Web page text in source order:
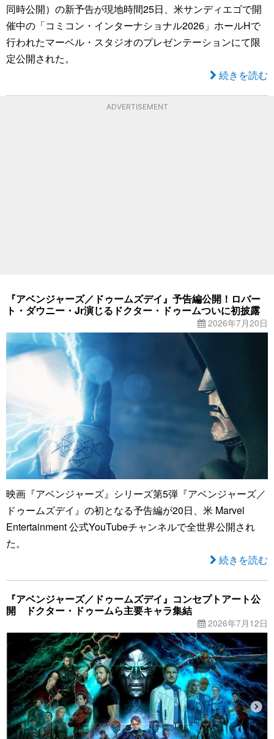
同時公開）の新予告が現地時間25日、米サンディエゴで開
催中の「コミコン・インターナショナル2026」ホールHで
行われたマーベル・スタジオのプレゼンテーションにて限
定公開された。
続きを読む
ADVERTISEMENT
『アベンジャーズ／ドゥームズデイ』予告編公開！ロバー
ト・ダウニー・Jr演じるドクター・ドゥームついに初披露
2026年7月20日
映画『アベンジャーズ』シリーズ第5弾『アベンジャーズ／
ドゥームズデイ』の初となる予告編が20日、米 Marvel
Entertainment 公式YouTubeチャンネルで全世界公開され
た。
続きを読む
『アベンジャーズ／ドゥームズデイ』コンセプトアート公
開 ドクター・ドゥームら主要キャラ集結
2026年7月12日